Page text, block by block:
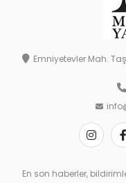
Emniyetevler Mah.
En son haberler,